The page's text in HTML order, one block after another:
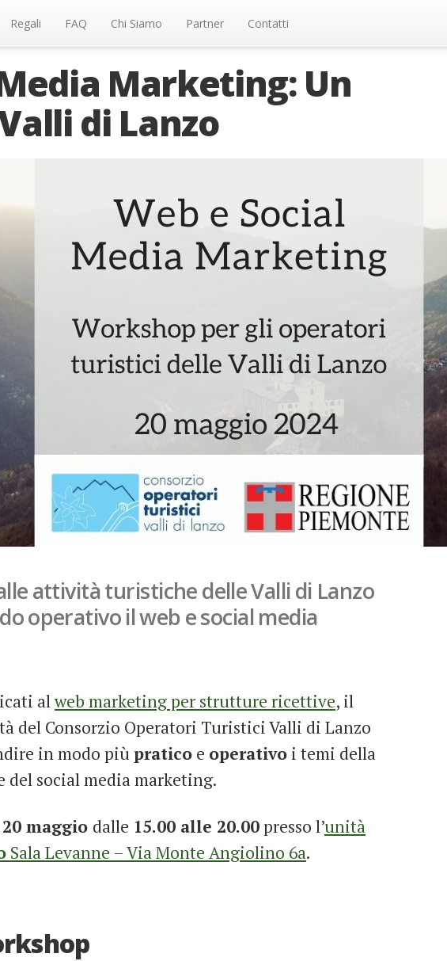
Regali FAQ Chi Siamo Partner Contatti
Marketing: Un
di Lanzo
attività turistiche delle Valli di Lanzo
operativo il web e social media
alweb marketing per strutture ricettive, il
del Consorzio Operatori Turistici Valli di Lanzo
in modo più pratico e operativo i temi della
del social media marketing.
20 maggio dalle 15.00 alle 20.00presso l’unità
Sala Levanne – Via Monte Angiolino 6a.